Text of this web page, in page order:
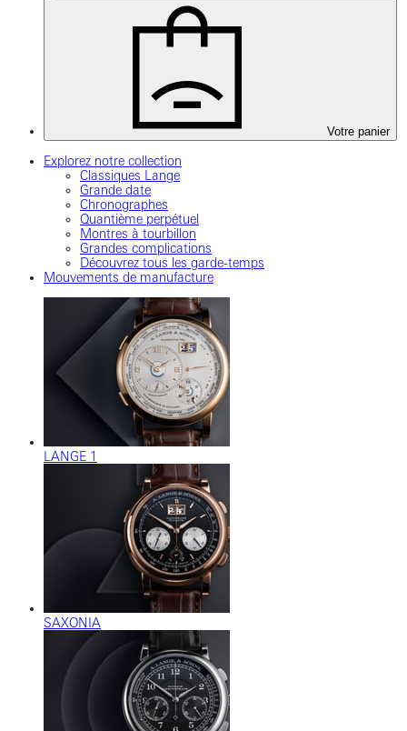
Votre panier
Explorez notre collection
Classiques Lange
Grande date
Chronographes
Quantième perpétuel
Montres à tourbillon
Grandes complications
Découvrez tous les garde-temps
Mouvements de manufacture
LANGE 1
SAXONIA